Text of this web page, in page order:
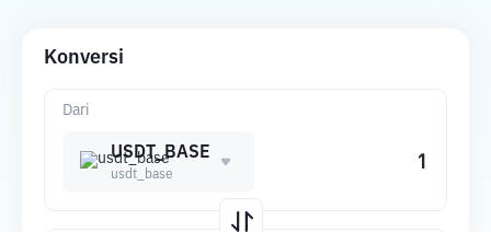
Konversi
Dari
USDT_BASE
usdt_base